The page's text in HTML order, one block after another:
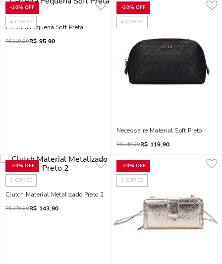
-20% OFF
4 CORES
Carteira Pequena Soft Preta
R$119,90R$ 95,90
-20% OFF
4 CORES
Necessaire Material Soft Preto
R$149,90R$ 119,90
-20% OFF
3 CORES
Clutch Material Metalizado Preto 2
R$179,90R$ 143,90
-20% OFF
3 CORES